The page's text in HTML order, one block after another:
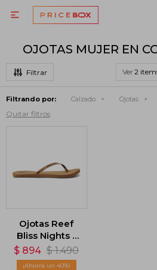

OJOTAS MUJER EN
Ver
Filtrando por: Calzado Ojotas
Quitar filtros
Ojotas Reef
Bliss Nights -
Marrón
$ 894 $ 1.490
40